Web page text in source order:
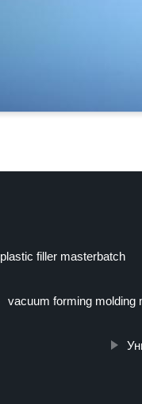
plastic filler masterbatch
vacuum forming molding